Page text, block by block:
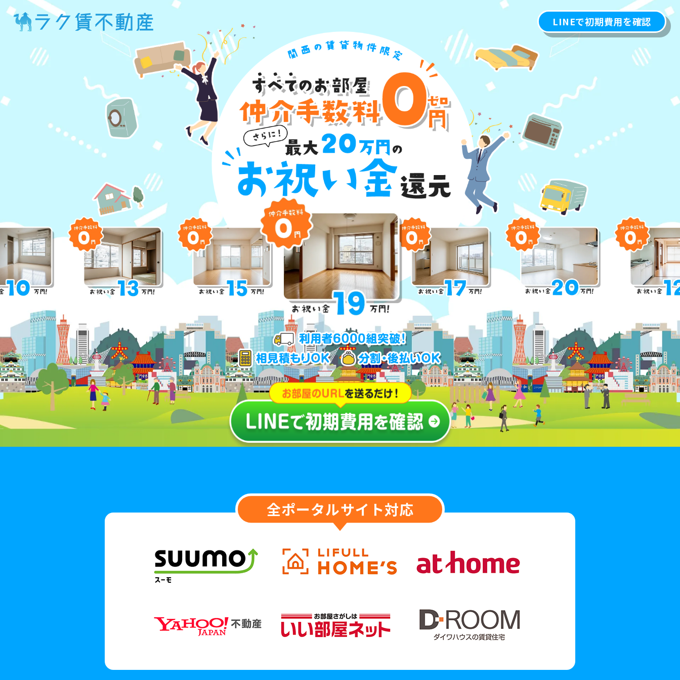
LINEで初期費用を確認
全ポータルサイト対応